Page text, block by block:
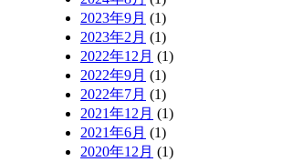
2023年9月 (1)
2023年2月 (1)
2022年12月 (1)
2022年9月 (1)
2022年7月 (1)
2021年12月 (1)
2021年6月 (1)
2020年12月 (1)